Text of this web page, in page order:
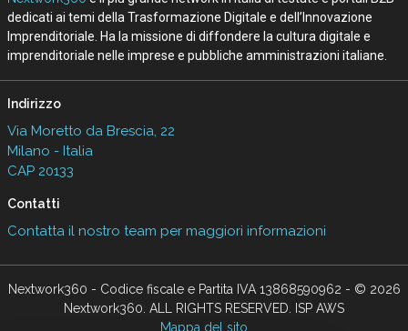
dedicati ai temi della Trasformazione Digitale e dell’Innovazione
Imprenditoriale. Ha la missione di diffondere la cultura digitale e
imprenditoriale nelle imprese e pubbliche amministrazioni italiane.
Indirizzo
Via Moretto da Brescia, 22
Milano - Italia
CAP 20133
Contatti
Contatta il nostro team per maggiori informazioni
Nextwork360 - Codice fiscale e Partita IVA 13868590962 - © 2026
Nextwork360. ALL RIGHTS RESERVED. ISP AWS
Mappa del sito